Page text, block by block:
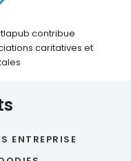
contribue
caritatives et
ENTREPRISE